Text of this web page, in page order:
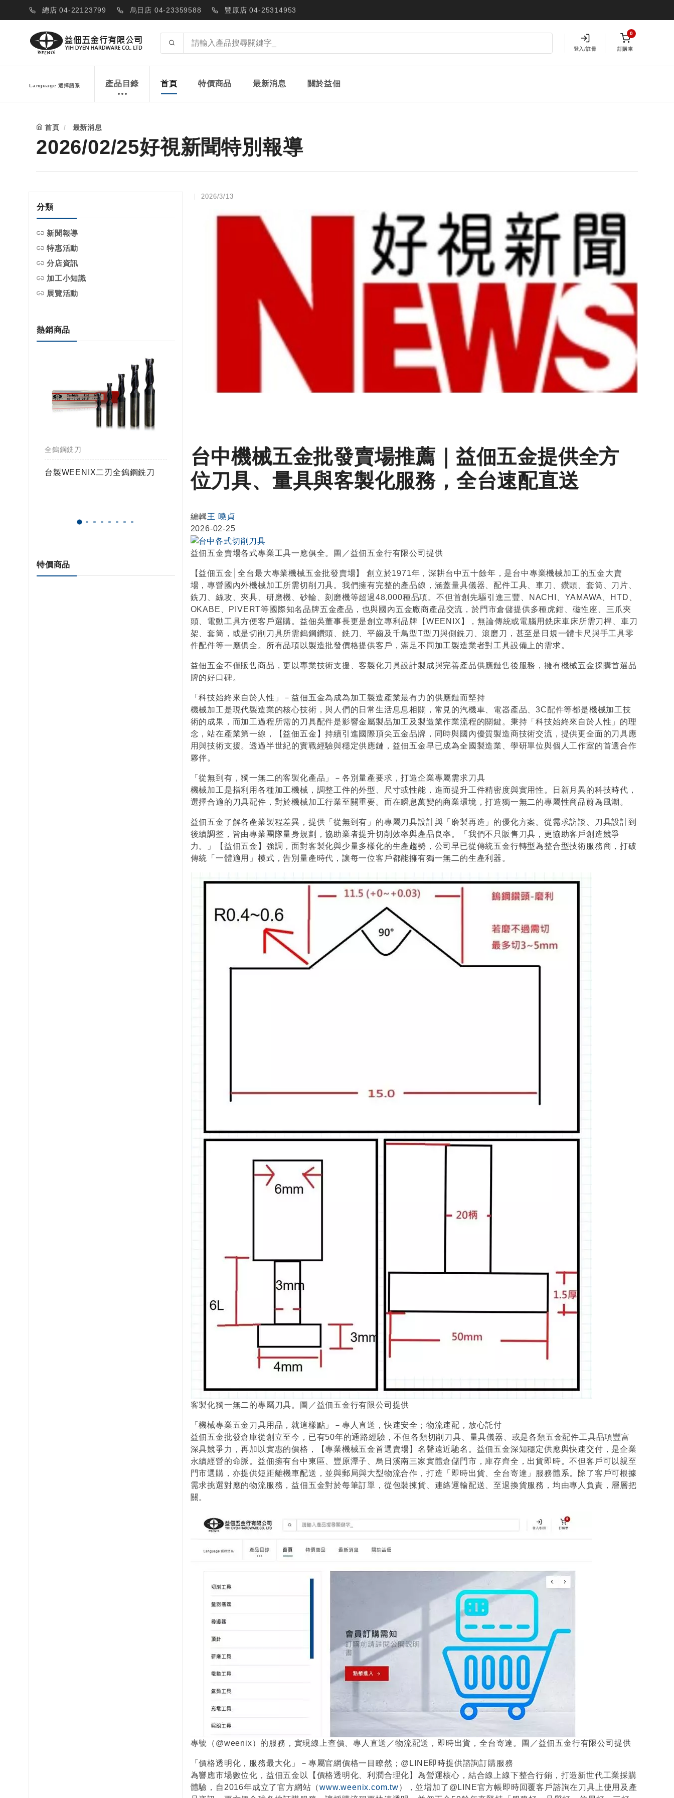
總店 04-22123799 烏日店 04-23359588 豐原店 04-25314953
登入/註冊
0
訂購車
Language 選擇語系 產品目錄 首頁 特價商品 最新消息 關於益佃
首頁 最新消息
2026/02/25好視新聞特別報導
分類
新聞報導
特惠活動
分店資訊
加工小知識
展覽活動
熱銷商品
全鎢鋼銑刀
台製WEENIX二刃全鎢鋼銑刀
全鎢鋼銑刀
台製WEENIX四刃全鎢鋼銑刀
全鎢鋼銑刀
台製WEENIX加長二刃全鎢鋼銑
刀
全鎢鋼銑刀
台製WEENIX加長四刃全鎢鋼銑
刀
特價商品
2026/3/13
台中機械五金批發賣場推薦｜益佃五金提供全方
位刀具、量具與客製化服務，全台速配直送
編輯王 曉貞
2026-02-25
益佃五金賣場各式專業工具一應俱全。圖／益佃五金行有限公司提供
【益佃五金│全台最大專業機械五金批發賣場】 創立於1971年，深耕台中五十餘年，是台中專業機械加工的五金大賣
場，專營國內外機械加工所需切削刀具。我們擁有完整的產品線，涵蓋量具儀器、配件工具、車刀、鑽頭、套筒、刀片、
銑刀、絲攻、夾具、研磨機、砂輪、刻磨機等超過48,000種品項。不但首創先驅引進三豐、NACHI、YAMAWA、HTD、
OKABE、PIVERT等國際知名品牌五金產品，也與國內五金廠商產品交流，於門市倉儲提供多種虎鉗、磁性座、三爪夾
頭、電動工具方便客戶選購。益佃吳董事長更是創立專利品牌【WEENIX】，無論傳統或電腦用銑床車床所需刀桿、車刀
架、套筒，或是切削刀具所需鎢鋼鑽頭、銑刀、平齒及千鳥型T型刀與側銑刀、滾磨刀，甚至是日規一體卡尺與手工具零
件配件等一應俱全。所有品項以製造批發價格提供客戶，滿足不同加工製造業者對工具設備上的需求。
益佃五金不僅販售商品，更以專業技術支援、客製化刀具設計製成與完善產品供應鏈售後服務，擁有機械五金採購首選品
牌的好口碑。
「科技始終來自於人性」－益佃五金為成為加工製造產業最有力的供應鏈而堅持
機械加工是現代製造業的核心技術，與人們的日常生活息息相關，常見的汽機車、電器產品、3C配件等都是機械加工技
術的成果，而加工過程所需的刀具配件是影響金屬製品加工及製造業作業流程的關鍵。秉持「科技始終來自於人性」的理
念，站在產業第一線，【益佃五金】持續引進國際頂尖五金品牌，同時與國內優質製造商技術交流，提供更全面的刀具應
用與技術支援。透過半世紀的實戰經驗與穩定供應鏈，益佃五金早已成為全國製造業、學研單位與個人工作室的首選合作
夥伴。
「從無到有，獨一無二的客製化產品」－各別量產要求，打造企業專屬需求刀具
機械加工是指利用各種加工機械，調整工件的外型、尺寸或性能，進而提升工件精密度與實用性。日新月異的科技時代，
選擇合適的刀具配件，對於機械加工行業至關重要。而在瞬息萬變的商業環境，打造獨一無二的專屬性商品蔚為風潮。
益佃五金了解各產業製程差異，提供「從無到有」的專屬刀具設計與「磨製再造」的優化方案。從需求訪談、刀具設計到
後續調整，皆由專業團隊量身規劃，協助業者提升切削效率與產品良率。「我們不只販售刀具，更協助客戶創造競爭
力。」【益佃五金】強調，面對客製化與少量多樣化的生產趨勢，公司早已從傳統五金行轉型為整合型技術服務商，打破
傳統「一體適用」模式，告別量產時代，讓每一位客戶都能擁有獨一無二的生產利器。
客製化獨一無二的專屬刀具。圖／益佃五金行有限公司提供
「機械專業五金刀具用品，就這樣點」－專人直送，快速安全；物流速配，放心託付
益佃五金批發倉庫從創立至今，已有50年的通路經驗，不但各類切削刀具、量具儀器、或是各類五金配件工具品項豐富
深具競爭力，再加以實惠的價格，【專業機械五金首選賣場】名聲遠近馳名。益佃五金深知穩定供應與快速交付，是企業
永續經營的命脈。益佃擁有台中東區、豐原潭子、烏日溪南三家實體倉儲門市，庫存齊全，出貨即時。不但客戶可以親至
門市選購，亦提供短距離機車配送，並與郵局與大型物流合作，打造「即時出貨、全台寄達」服務體系。除了客戶可根據
需求挑選對應的物流服務，益佃五金對於每筆訂單，從包裝揀貨、連絡運輸配送、至退換貨服務，均由專人負責，層層把
關。
專號（@weenix）的服務，實現線上查價、專人直送／物流配送，即時出貨，全台寄達。圖／益佃五金行有限公司提供
「價格透明化，服務最大化」－專屬官網價格一目瞭然；@LINE即時提供諮詢訂購服務
為響應市場數位化，益佃五金以【價格透明化、利潤合理化】為營運核心，結合線上線下整合行銷，打造新世代工業採購
體驗，自2016年成立了官方網站（www.weenix.com.tw），並增加了@LINE官方帳即時回覆客戶諮詢在刀具上使用及產